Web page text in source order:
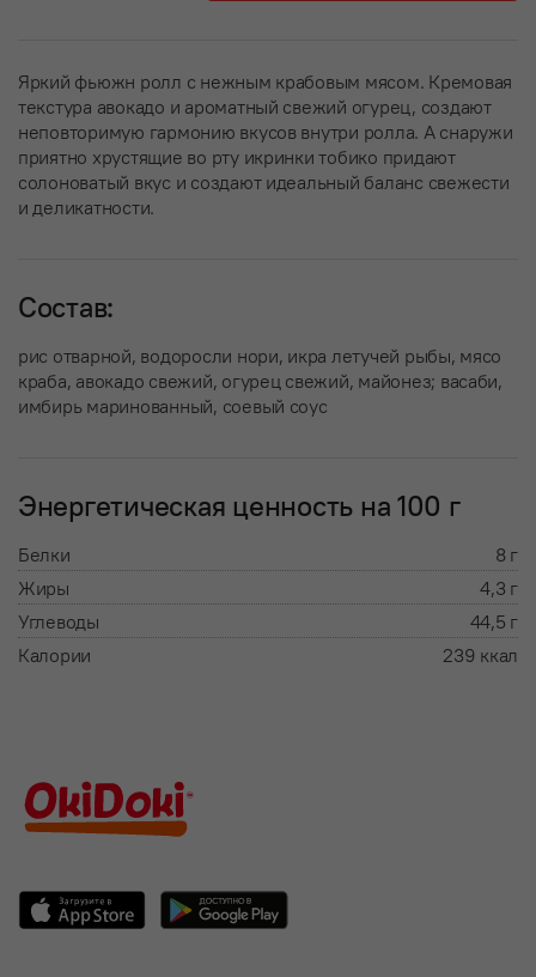
Яркий фьюжн ролл с нежным крабовым мясом. Кремовая
текстура авокадо и ароматный свежий огурец, создают
неповторимую гармонию вкусов внутри ролла. А снаружи
приятно хрустящие во рту икринки тобико придают
солоноватый вкус и создают идеальный баланс свежести
и деликатности.
Состав:
рис отварной, водоросли нори, икра летучей рыбы, мясо
краба, авокадо свежий, огурец свежий, майонез; васаби,
имбирь маринованный, соевый соус
Энергетическая ценность на 100 г
Белки
8 г
Жиры
4,3 г
Углеводы
44,5 г
Калории
239 ккал